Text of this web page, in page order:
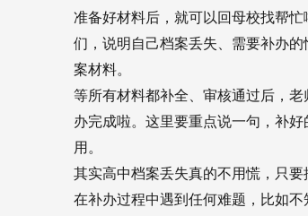
准备好材料后，就可以回母校找帮
们，说明自己档案丢失、需要补办
案材料。
等所有材料都补全、审核通过后，
办完成啦。这里要重点说一句，补
用。
其实高中档案丢失真的不用慌，只
在补办过程中遇到任何难题，比如